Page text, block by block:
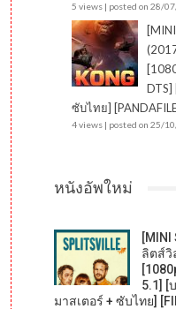
5 views| posted on 28/
DTS]
ซับไทย]
4 views| posted on 25/
หนังอัพใหม่
ลิตส์วิ
5.1] [
มาสเตอร์ + ซับไทย]